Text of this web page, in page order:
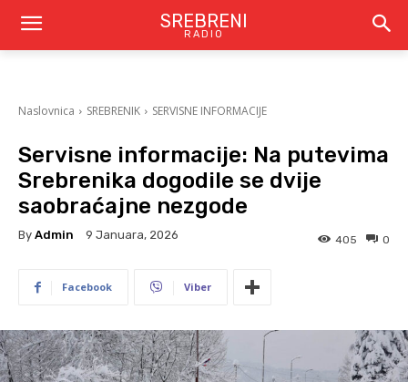
SREBRENI
RADIO
Naslovnica SREBRENIK SERVISNE INFORMACIJE
Servisne informacije: Na putevima
Srebrenika dogodile se dvije
saobraćajne nezgode
By Admin 9 Januara, 2026 0
405
Facebook Viber